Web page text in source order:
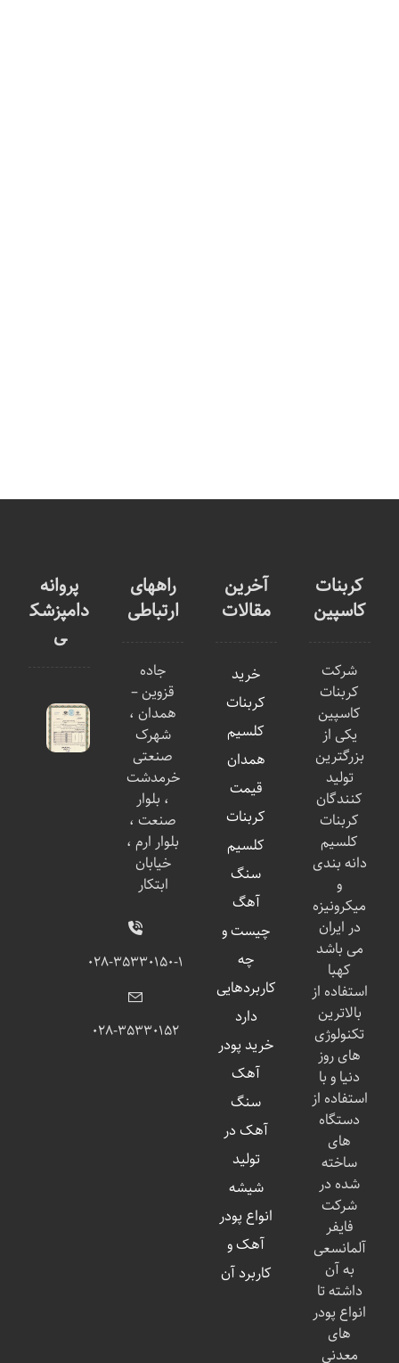
کربنات
کاسپین
شرکت
کربنات
کاسپین
یکی از
بزرگترین
تولید
کنندگان
کربنات
کلسیم
دانه بندی
و
میکرونیزه
در ایران
می باشد
کهبا
استفاده از
بالاترین
تکنولوژی
های روز
دنیا و با
استفاده از
دستگاه
های
ساخته
شده در
شرکت
فایفر
آلمانسعی
به آن
داشته تا
انواع پودر
های
معدنی
آخرین
مقالات
خرید
کربنات
کلسیم
همدان
قیمت
کربنات
کلسیم
سنگ
آهگ
چیست و
چه
کاربردهایی
دارد
خرید پودر
آهک
سنگ
آهک در
تولید
شیشه
انواع پودر
آهک و
کاربرد آن
راههای
ارتباطی
جاده
قزوین –
همدان ،
شهرک
صنعتی
خرمدشت
، بلوار
صنعت ،
بلوار ارم ،
خیابان
ابتکار
۰۲۸-۳۵۳۳۰۱۵۰-۱
۰۲۸-۳۵۳۳۰۱۵۲
پروانه
دامپزشک
ی